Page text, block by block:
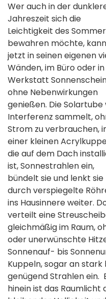
Wer auch in der
Jahreszeit sich die
Leichtigkeit des
bewahren möchte, kann
jetzt in seinen eigenen
Wänden, im Büro oder
Werkstatt
ohne Nebenwirkungen
genießen. Die Solartube
Interferenz sammelt,
Strom zu verbrauchen,
einer kleinen
die auf dem Dach
ist, Sonnestrahlen ein,
bündelt sie und lenkt sie
durch verspiegelte
ins Hausinnere weiter.
verteilt eine
gleichmäßig im Raum,
oder unerwünschte
Sonnenauf- bis
Kuppeln, sogar an
genügend Strahlen ein.
hinein ist das